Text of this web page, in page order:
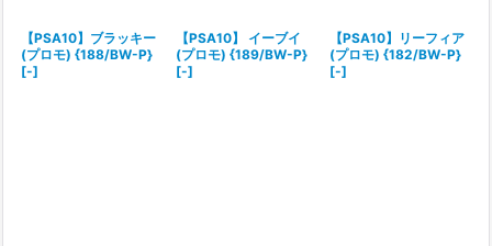
【PSA10】ブラッキー
(プロモ) {188/BW-P}
[-]
【PSA10】 イーブイ
(プロモ) {189/BW-P}
[-]
【PSA10】リーフィア
(プロモ) {182/BW-P}
[-]